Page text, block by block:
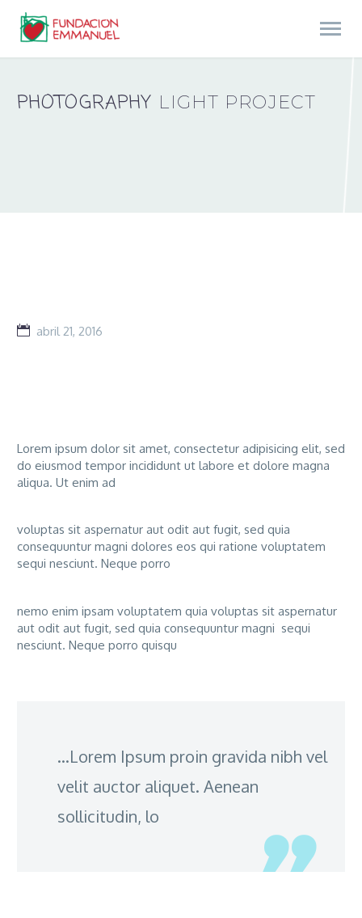
PHOTOGRAPHY LIGHT PROJECT
abril 21, 2016
Lorem ipsum dolor sit amet, consectetur adipisicing elit, sed
do eiusmod tempor incididunt ut labore et dolore magna
aliqua. Ut enim ad
voluptas sit aspernatur aut odit aut fugit, sed quia
consequuntur magni dolores eos qui ratione voluptatem
sequi nesciunt. Neque porro
nemo enim ipsam voluptatem quia voluptas sit aspernatur
aut odit aut fugit, sed quia consequuntur magni sequi
nesciunt. Neque porro quisqu
…Lorem Ipsum proin gravida nibh vel
velit auctor aliquet. Aenean
sollicitudin, lo